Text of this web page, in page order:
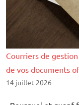
Courriers de
de vos documents
14 juillet 2026